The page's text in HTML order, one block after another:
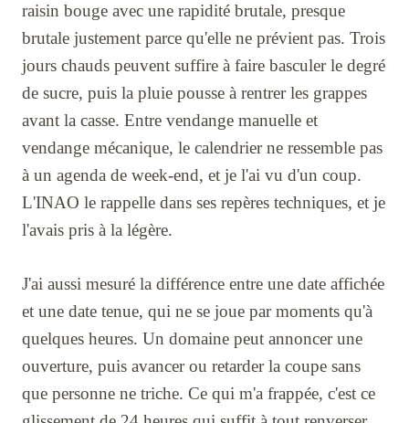
raisin bouge avec une rapidité brutale, presque
brutale justement parce qu'elle ne prévient pas. Trois
jours chauds peuvent suffire à faire basculer le degré
de sucre, puis la pluie pousse à rentrer les grappes
avant la casse. Entre vendange manuelle et
vendange mécanique, le calendrier ne ressemble pas
à un agenda de week-end, et je l'ai vu d'un coup.
L'INAO le rappelle dans ses repères techniques, et je
l'avais pris à la légère.
J'ai aussi mesuré la différence entre une date affichée
et une date tenue, qui ne se joue par moments qu'à
quelques heures. Un domaine peut annoncer une
ouverture, puis avancer ou retarder la coupe sans
que personne ne triche. Ce qui m'a frappée, c'est ce